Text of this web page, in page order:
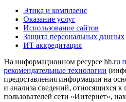
Этика и комплаенс
Оказание услуг
Использование сайтов
Защита персональных данных
ИТ аккредитация
На информационном ресурсе hh.ru
рекомендательные технологии
предоставления информации на
и анализа сведений, относящихся к
пользователей сети «Интернет»,